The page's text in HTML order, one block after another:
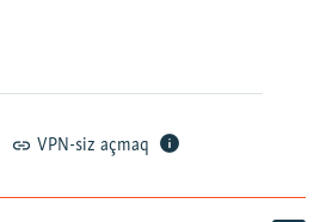
VPN-siz açmaq